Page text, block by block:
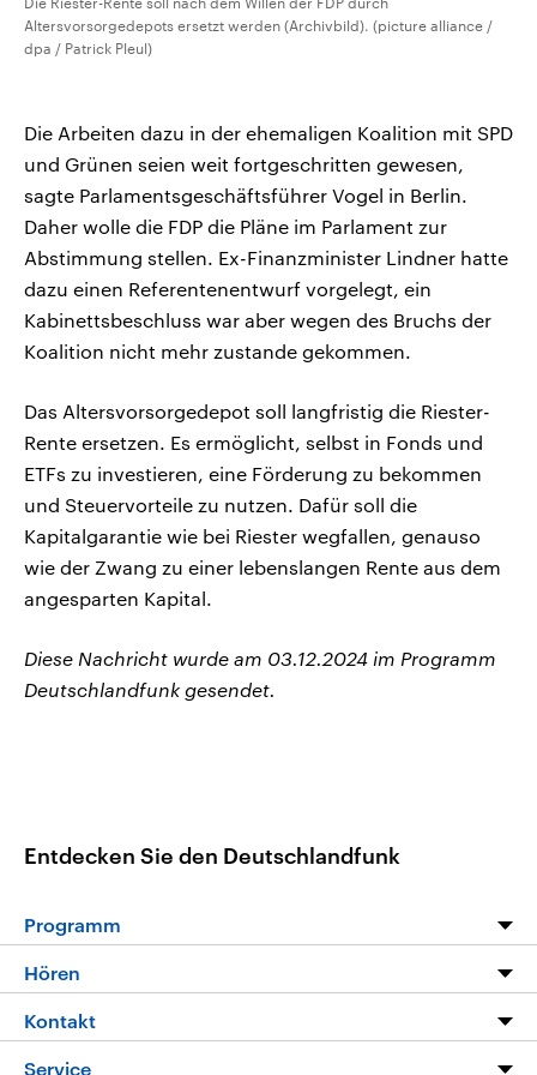
Altersvorsorgedepots ersetzt werden (Archivbild). (picture alliance /
dpa / Patrick Pleul)
Die Arbeiten dazu in der ehemaligen Koalition mit SPD
und Grünen seien weit fortgeschritten gewesen,
sagte Parlamentsgeschäftsführer Vogel in Berlin.
Daher wolle die FDP die Pläne im Parlament zur
Abstimmung stellen. Ex-Finanzminister Lindner hatte
dazu einen Referentenentwurf vorgelegt, ein
Kabinettsbeschluss war aber wegen des Bruchs der
Koalition nicht mehr zustande gekommen.
Das Altersvorsorgedepot soll langfristig die Riester-
Rente ersetzen. Es ermöglicht, selbst in Fonds und
ETFs zu investieren, eine Förderung zu bekommen
und Steuervorteile zu nutzen. Dafür soll die
Kapitalgarantie wie bei Riester wegfallen, genauso
wie der Zwang zu einer lebenslangen Rente aus dem
angesparten Kapital.
Diese Nachricht wurde am 03.12.2024 im Programm
Deutschlandfunk gesendet.
Entdecken Sie den Deutschlandfunk
Programm
Programm
Die Nachrichten
Hören
Livestream
Kontakt
Hörerservice
Service